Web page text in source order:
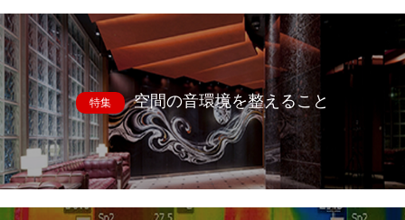
特集 空間の音環境を整えること